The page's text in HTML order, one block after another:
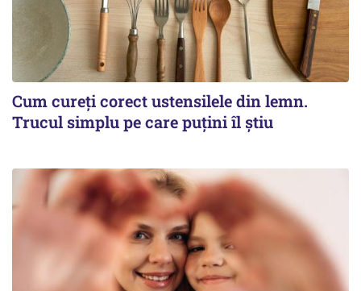
Cum cureți corect ustensilele din lemn.
Trucul simplu pe care puțini îl știu